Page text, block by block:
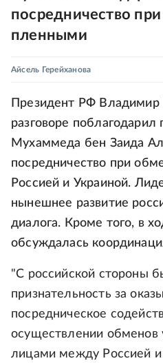
посредничество
пленными
Айсель Герейханова
Президент РФ
разговоре
Мухаммеда бен Заида
посредничество при
Россией и Украиной.
нынешнее развитие
диалога. Кроме того, в
обсуждалась
"С российской стороны
признательность за
посредническое
осуществлении
лицами между Россией и